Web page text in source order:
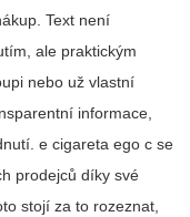
Text není
ale praktickým
nebo už vlastní
informace,
e cigareta ego c se
prodejců díky své
stojí za to rozeznat,